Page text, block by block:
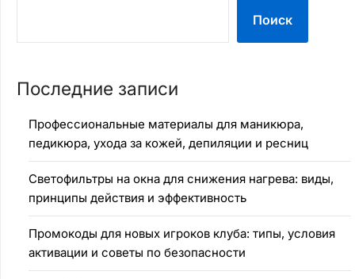
Поиск
Последние записи
Профессиональные материалы для маникюра,
педикюра, ухода за кожей, депиляции и ресниц
Светофильтры на окна для снижения нагрева: виды,
принципы действия и эффективность
Промокоды для новых игроков клуба: типы, условия
активации и советы по безопасности